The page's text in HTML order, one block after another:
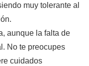
muy tolerante al
aunque la falta de
No te preocupes
cuidados